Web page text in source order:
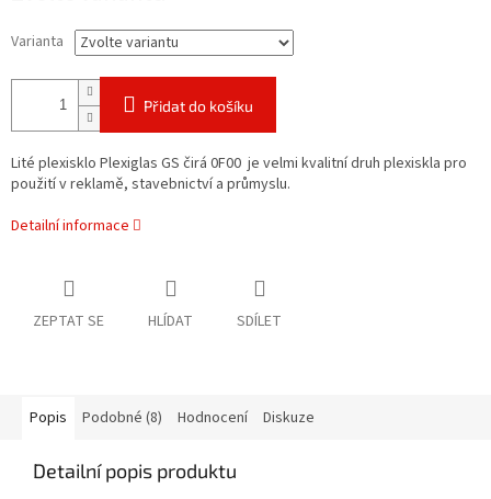
Varianta
Přidat do košíku
Lité plexisklo Plexiglas GS čirá 0F00 je velmi kvalitní druh plexiskla pro
použití v reklamě, stavebnictví a průmyslu.
Detailní informace
ZEPTAT SE HLÍDAT SDÍLET
Popis Podobné (8) Hodnocení Diskuze
Detailní popis produktu